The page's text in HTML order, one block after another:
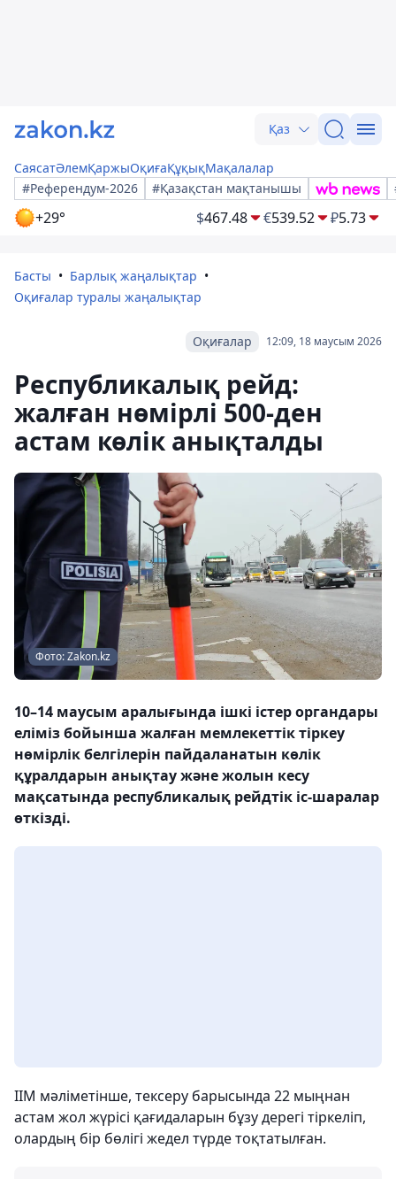
Қаз
СаясатӘлемҚаржыОқиғаҚұқықМақалалар
#Референдум-2026
#Қазақстан мақтанышы
+29° $467.48 €539.52 ₽5.73
Басты
Барлық жаңалықтар
Оқиғалар туралы жаңалықтар
12:09, 18 маусым 2026
Оқиғалар
Республикалық рейд:
жалған нөмірлі 500-ден
астам көлік анықталды
Фото: Zakon.kz
10–14 маусым аралығында ішкі істер органдары
еліміз бойынша жалған мемлекеттік тіркеу
нөмірлік белгілерін пайдаланатын көлік
құралдарын анықтау және жолын кесу
мақсатында республикалық рейдтік іс-шаралар
өткізді.
ІІМ мәліметінше, тексеру барысында 22 мыңнан
астам жол жүрісі қағидаларын бұзу дерегі тіркеліп,
олардың бір бөлігі жедел түрде тоқтатылған.